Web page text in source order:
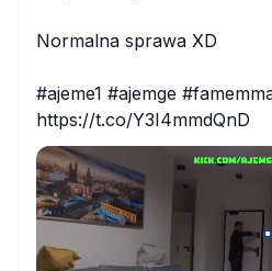
Normalna sprawa XD
#ajeme1 #ajemge
https://t.co/Y3I4mmdQnD